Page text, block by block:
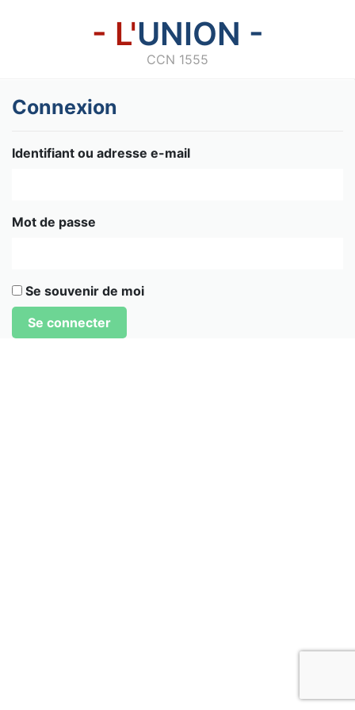
- L'UNION -
CCN 1555
Connexion
Identifiant ou adresse e-mail
Mot de passe
Se souvenir de moi